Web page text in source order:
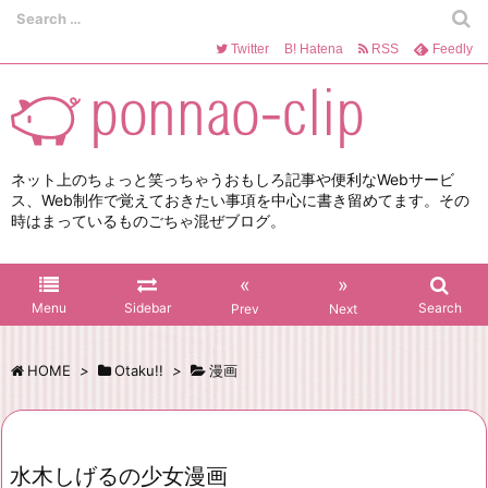
ネット上のちょっと笑っちゃうおもしろ記事や便利なWebサービ
ス、Web制作で覚えておきたい事項を中心に書き留めてます。その
時はまっているものごちゃ混ぜブログ。
Menu Sidebar
«
Prev
»
Next Search
Twitter B! Hatena RSS Feedly
HOME > Otaku!! > 漫画
水木しげるの少女漫画